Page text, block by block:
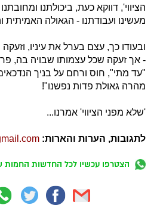
הציווי', דווקא כעת, ביכולתנו
מעשינו ועבודתנו - הגאולה האמיתית
ובעודו כך, עצם בערל את עיניו,
- אך זעקה שכל עצמותו שבויה בה,
"עד מתי", חוס ורחם על בניך
מהרה גאולת פדות נפשנו"!
'שלא מפני הציווי' אמרנו...
לתגובות, הערות והארות:
הצטרפו עכשיו לכל החדשות החמות